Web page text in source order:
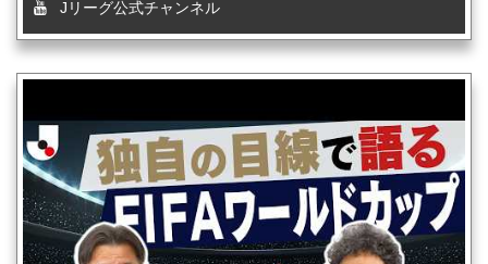
Jリーグ公式チャンネル